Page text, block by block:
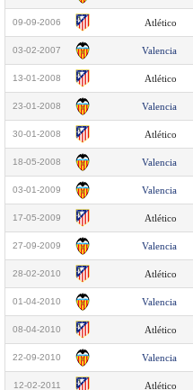
09-09-2006 Atlético
03-02-2007 Valencia
13-01-2008 Atlético
23-01-2008 Valencia
30-01-2008 Atlético
18-05-2008 Valencia
03-01-2009 Valencia
17-05-2009 Atlético
27-09-2009 Valencia
28-02-2010 Atlético
01-04-2010 Valencia
08-04-2010 Atlético
22-09-2010 Valencia
12-02-2011 Atlético